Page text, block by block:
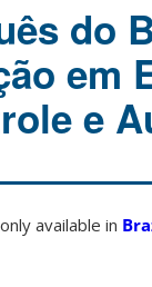
do
em
e
available in